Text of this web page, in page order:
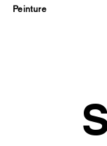
Peinture